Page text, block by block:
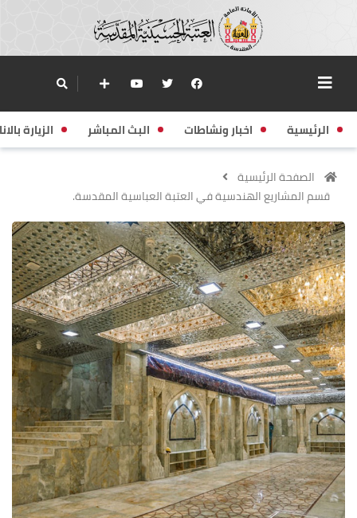
الرئيسية اخبار ونشاطات البث المباشر الزيارة
الصفحة الرئيسية
قسم المشاريع الهندسية في العتبة العباسية المقدسة.